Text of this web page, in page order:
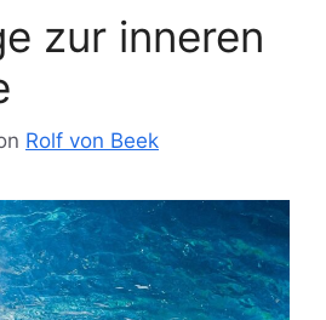
zur inneren
Rolf von Beek